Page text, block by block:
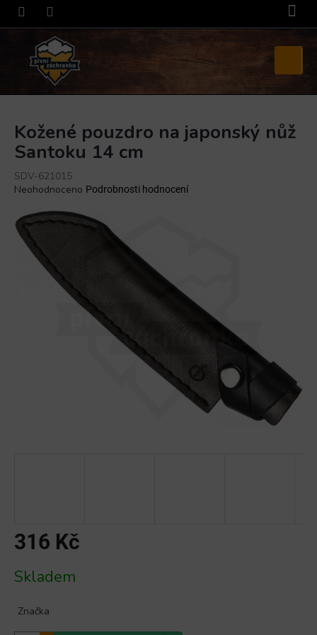
Přejít
obsah
košík
Kožené pouzdro na japonský nůž
Santoku 14 cm
SDV-621015
Průměrné
produktu
je
0,0
hvězdiček.
Neohodnoceno Podrobnosti hodnocení
316 Kč
cena:
Skladem
Značka